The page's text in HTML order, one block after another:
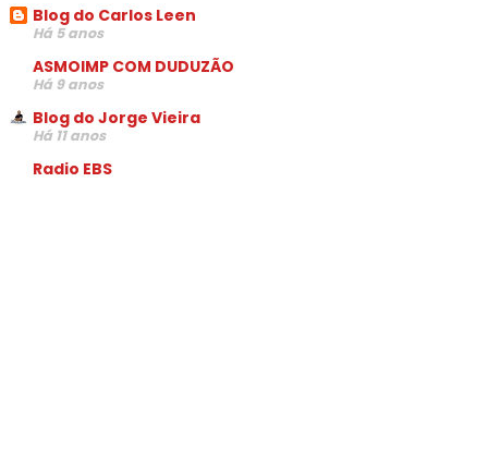
Blog do Carlos Leen
Há 5 anos
ASMOIMP COM DUDUZÃO
Há 9 anos
Blog do Jorge Vieira
Há 11 anos
Radio EBS